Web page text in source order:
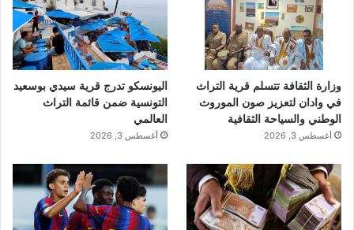
وزارة الثقافة تتسلم قرية التراث
في وادان لتعزيز صون الموروث
الوطني والسياحة الثقافية
أغسطس 3, 2026
اليونسكو تدرج قرية سيدي بوسعيد
التونسية ضمن قائمة التراث
العالمي
أغسطس 3, 2026